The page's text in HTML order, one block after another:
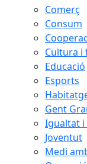
Comerç
Consum
Cultura i
Educació
Esports
Gent
Igualtat i
Joventut
Medi